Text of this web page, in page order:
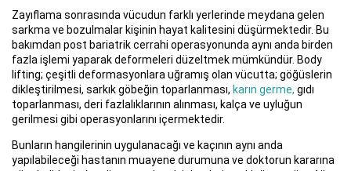
Zayıflama sonrasında vücudun farklı yerlerinde meydana gelen
sarkma ve bozulmalar kişinin hayat kalitesini düşürmektedir. Bu
bakımdan post bariatrik cerrahi operasyonunda aynı anda birden
fazla işlemi yaparak deformeleri düzeltmek mümkündür. Body
lifting; çeşitli deformasyonlara uğramış olan vücutta; göğüslerin
dikleştirilmesi, sarkık göbeğin toparlanması, karın germe, gıdı
toparlanması, deri fazlalıklarının alınması, kalça ve uyluğun
gerilmesi gibi operasyonlarını içermektedir.
Bunların hangilerinin uygulanacağı ve kaçının aynı anda
yapılabileceği hastanın muayene durumuna ve doktorun kararına